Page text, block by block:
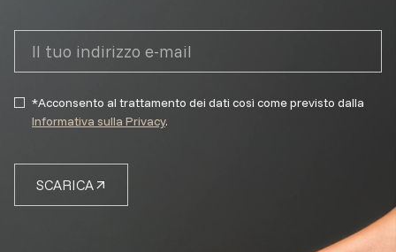
SCARICA
*Acconsento al trattamento dei dati così come previsto dalla
Informativa sulla Privacy.